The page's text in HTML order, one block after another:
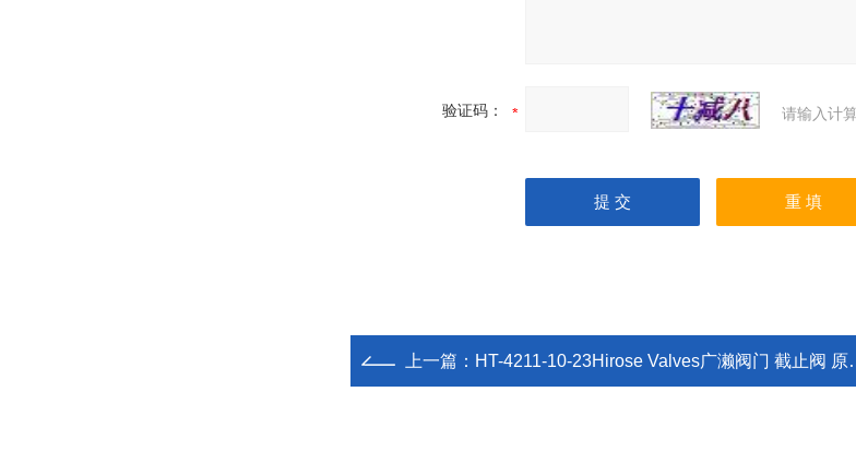
验证码： 请输入计
上一篇： HT-4211-10-23Hirose Valves广濑阀门 截止阀 原装供应